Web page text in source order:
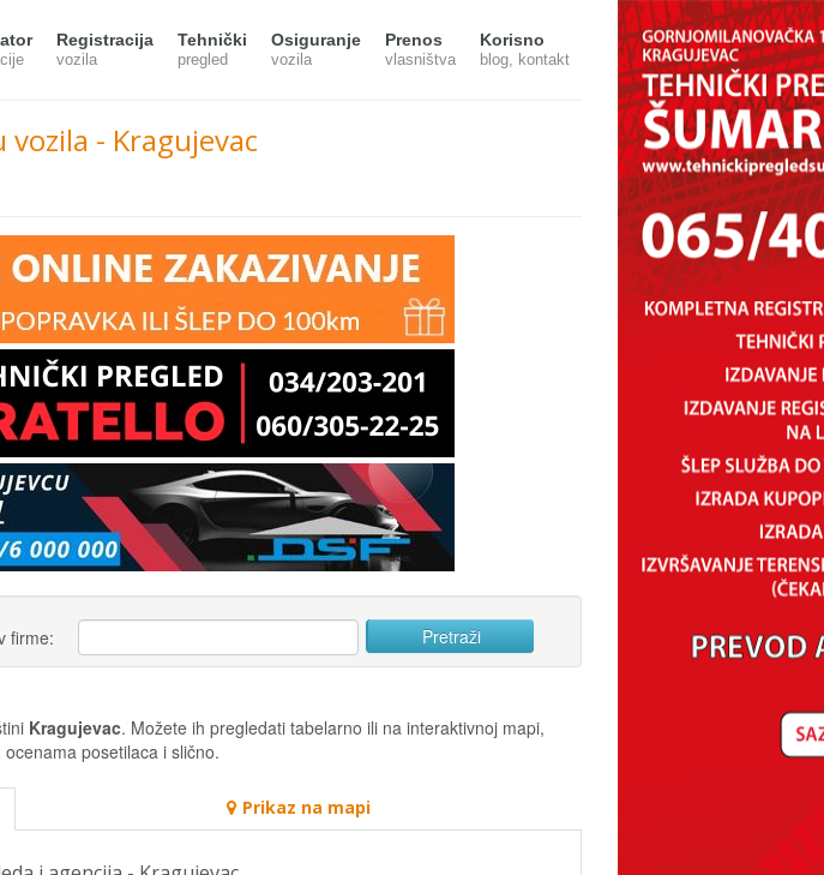
Registracija
vozila
Tehnički
pregled
Osiguranje
vozila
Prenos
vlasništva
Korisno
blog, kontakt
- Kragujevac
firme:
Kragujevac. Možete ih pregledati tabelarno ili na interaktivnoj mapi,
posetilaca i slično.
Prikaz na mapi